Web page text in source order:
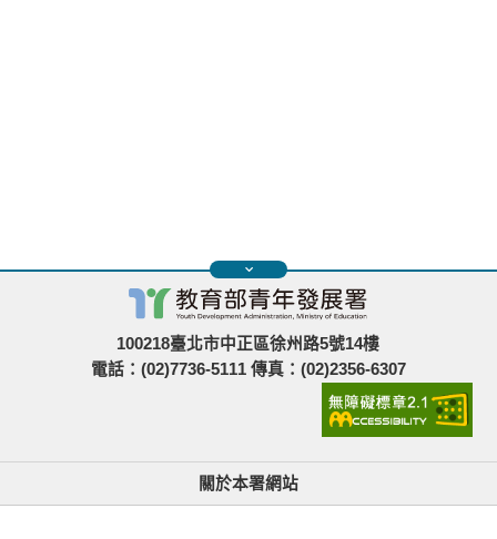
100218臺北市中正區徐州路5號14樓
電話：(02)7736-5111 傳真：(02)2356-6307
關於本署網站